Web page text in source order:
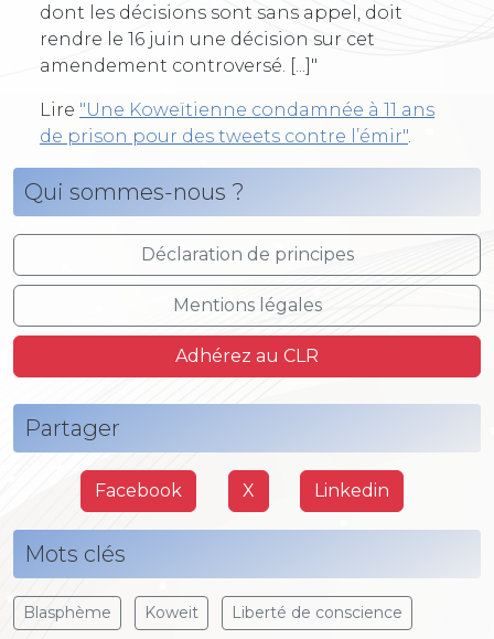
dont les décisions sont sans appel, doit
rendre le 16 juin une décision sur cet
amendement controversé. [...]"
Lire "Une Koweïtienne condamnée à 11 ans
de prison pour des tweets contre l’émir"
Qui sommes-nous ?
Déclaration de principes
Mentions légales
Adhérez au CLR
Partager
Facebook X Linkedin
Mots clés
Blasphème Koweit Liberté de conscience